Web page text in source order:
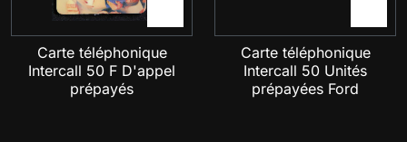
Carte téléphonique
Intercall 50 F D'appel
prépayés
Carte téléphonique
Intercall 50 Unités
prépayées Ford